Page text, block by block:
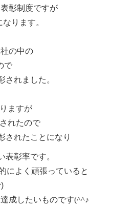
彰制度ですが
ります。
社の中の
で
されました。
ますが
れたので
されたことになり
表彰率です。
によく頑張っていると
成したいものです(^^♪